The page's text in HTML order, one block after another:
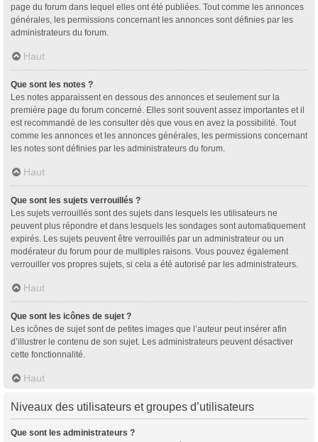
page du forum dans lequel elles ont été publiées. Tout comme les annonces
générales, les permissions concernant les annonces sont définies par les
administrateurs du forum.
Haut
Que sont les notes ?
Les notes apparaissent en dessous des annonces et seulement sur la
première page du forum concerné. Elles sont souvent assez importantes et il
est recommandé de les consulter dès que vous en avez la possibilité. Tout
comme les annonces et les annonces générales, les permissions concernant
les notes sont définies par les administrateurs du forum.
Haut
Que sont les sujets verrouillés ?
Les sujets verrouillés sont des sujets dans lesquels les utilisateurs ne
peuvent plus répondre et dans lesquels les sondages sont automatiquement
expirés. Les sujets peuvent être verrouillés par un administrateur ou un
modérateur du forum pour de multiples raisons. Vous pouvez également
verrouiller vos propres sujets, si cela a été autorisé par les administrateurs.
Haut
Que sont les icônes de sujet ?
Les icônes de sujet sont de petites images que l’auteur peut insérer afin
d’illustrer le contenu de son sujet. Les administrateurs peuvent désactiver
cette fonctionnalité.
Haut
Niveaux des utilisateurs et groupes d’utilisateurs
Que sont les administrateurs ?